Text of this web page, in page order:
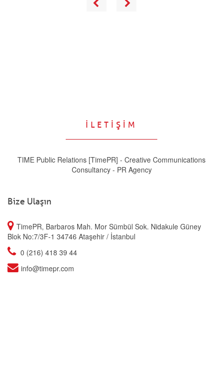
İLETİŞİM
TIME Public Relations [TimePR] - Creative Communications
Consultancy - PR Agency
Bize Ulaşın
TimePR, Barbaros Mah. Mor Sümbül Sok. Nidakule Güney
Blok No:7/3F-1 34746 Ataşehir / İstanbul
0 (216) 418 39 44
info@timepr.com